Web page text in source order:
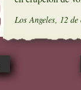
Los Angeles, 12